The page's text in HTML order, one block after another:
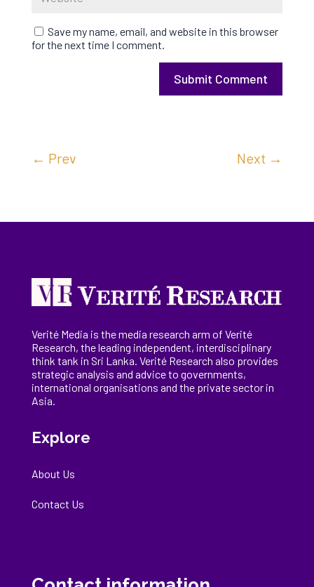
Save my name, email, and website in this browser
for the next time I comment.
Submit Comment
← Prev Next →
Verité Media is the media research arm of Verité
Research, theleading independent, interdisciplinary
think tank in Sri Lanka. Verité Research also provides
strategic analysis and advice to governments,
international organisations and the private sector in
Asia.
Explore
About Us
Contact Us